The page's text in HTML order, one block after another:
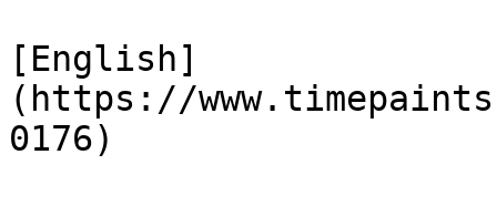
[English]
(https://
0176)